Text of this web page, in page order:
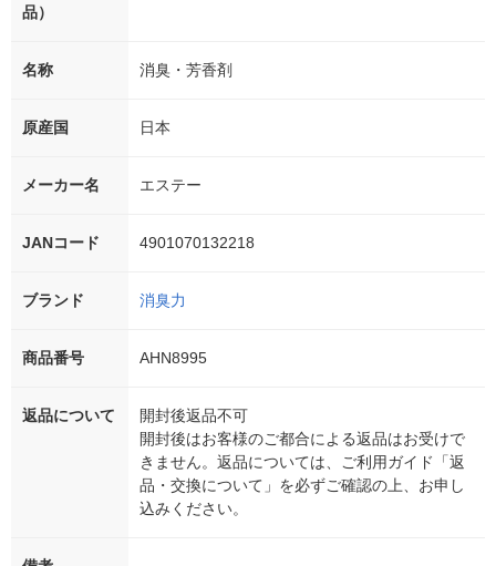
品）
名称 消臭・芳香剤
原産国 日本
メーカー名 エステー
JANコード 4901070132218
ブランド 消臭力
商品番号 AHN8995
返品について
開封後返品不可
開封後はお客様のご都合による返品はお受けで
きません。返品については、ご利用ガイド「返
品・交換について」を必ずご確認の上、お申し
込みください。